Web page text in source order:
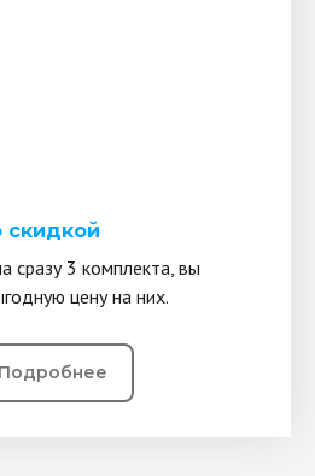
скидкой
сразу 3 комплекта, вы
цену на них.
Подробнее